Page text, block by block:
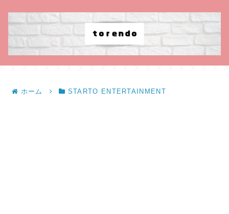
ホーム STARTO ENTERTAINMENT